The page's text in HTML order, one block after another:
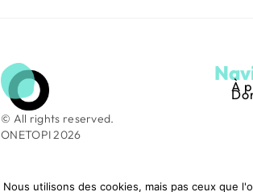
© All rights reserved.
ONETOPI 2026
À
Nous utilisons des cookies, mais pas ceux que